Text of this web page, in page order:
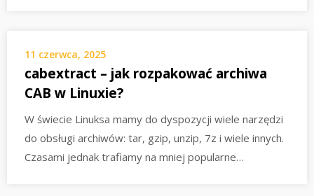
11 czerwca, 2025
cabextract – jak rozpakować archiwa
CAB w Linuxie?
W świecie Linuksa mamy do dyspozycji wiele narzędzi
do obsługi archiwów: tar, gzip, unzip, 7z i wiele innych.
Czasami jednak trafiamy na mniej popularne…